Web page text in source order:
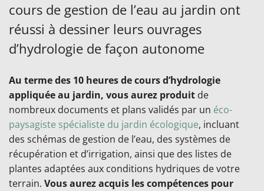
cours de gestion de l’eau au jardin ont
réussi à dessiner leurs ouvrages
d’hydrologie de façon autonome
Au terme des 10 heures de cours d’hydrologie
appliquée au jardin, vous aurez produit de
nombreux documents et plans validés par un éco-
paysagiste spécialiste du jardin écologique, incluant
des schémas de gestion de l’eau, des systèmes de
récupération et d’irrigation, ainsi que des listes de
plantes adaptées aux conditions hydriques de votre
terrain. Vous aurez acquis les compétences pour